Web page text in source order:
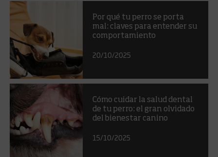
Por qué tu perro se porta
mal: claves para entender su
comportamiento
20/10/2025
Cómo cuidar la salud dental
de tu perro: el gran olvidado
del bienestar canino
15/10/2025